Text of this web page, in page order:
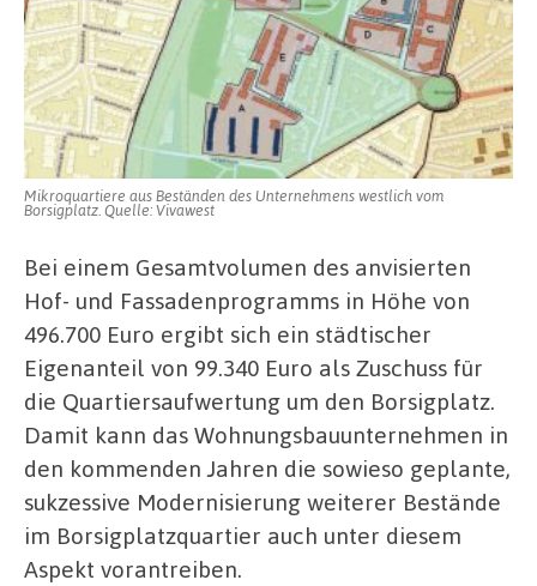
Mikroquartiere aus Beständen des Unternehmens westlich vom
Borsigplatz. Quelle: Vivawest
Bei einem Gesamtvolumen des anvisierten
Hof- und Fassadenprogramms in Höhe von
496.700 Euro ergibt sich ein städtischer
Eigenanteil von 99.340 Euro als Zuschuss für
die Quartiersaufwertung um den Borsigplatz.
Damit kann das Wohnungsbauunternehmen in
den kommenden Jahren die sowieso geplante,
sukzessive Modernisierung weiterer Bestände
im Borsigplatzquartier auch unter diesem
Aspekt vorantreiben.